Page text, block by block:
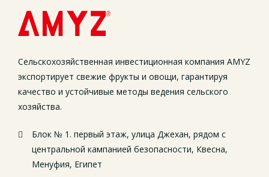
Сельскохозяйственная инвестиционная компания AMYZ
экспортирует свежие фрукты и овощи, гарантируя
качество и устойчивые методы ведения сельского
хозяйства.
Блок № 1. первый этаж, улица Джехан, рядом с
центральной кампанией безопасности, Квесна,
Менуфия, Египет